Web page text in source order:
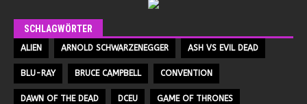
SCHLAGWÖRTER
ALIEN ARNOLD SCHWARZENEGGER ASH VS EVIL DEAD
BLU-RAY BRUCE CAMPBELL CONVENTION
DAWN OF THE DEAD DCEU GAME OF THRONES